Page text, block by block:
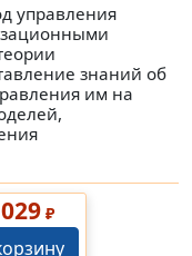
управления
знаний об
им на
₽